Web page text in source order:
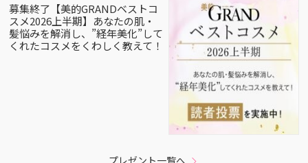
募集終了【美的GRANDベストコ
スメ2026上半期】あなたの肌・
髪悩みを解消し、”経年美化”して
くれたコスメをくわしく教えて！
プレゼント一覧へ